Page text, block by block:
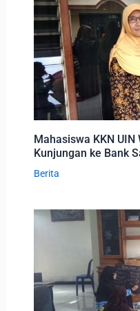
Mahasiswa KKN
Kunjungan ke Bank
Berita